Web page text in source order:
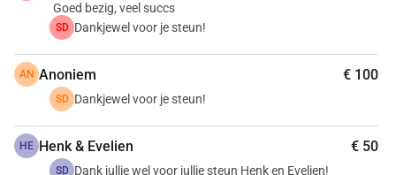
Goed bezig, veel succs
SD Dankjewel voor je steun!
AN Anoniem € 100
SD Dankjewel voor je steun!
HE Henk & Evelien € 50
SD Dank jullie wel voor jullie steun Henk en Evelien!